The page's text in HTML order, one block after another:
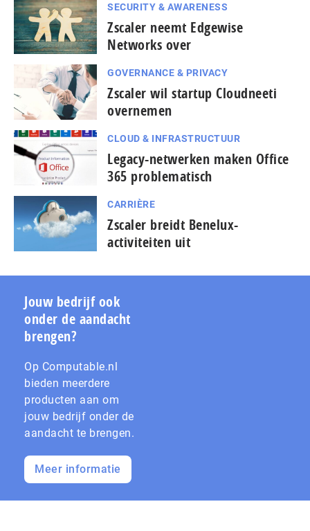
SECURITY & AWARENESS
Zscaler neemt Edgewise
Networks over
GOVERNANCE & PRIVACY
Zscaler wil startup Cloudneeti
overnemen
CLOUD & INFRASTRUCTUUR
Legacy-netwerken maken Office
365 problematisch
CARRIÈRE
Zscaler breidt Benelux-
activiteiten uit
Jouw bedrijf ook
onder de aandacht
brengen?
Op Computable.nl
bieden meerdere
producten aan om
jouw bedrijf onder de
aandacht te brengen.
Meer informatie